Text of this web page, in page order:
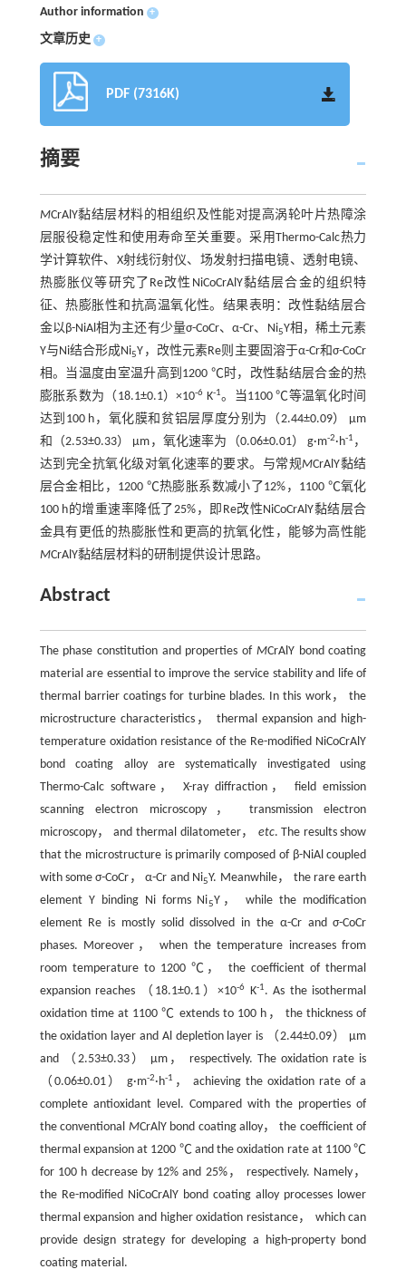
Author information +
文章历史 +
PDF (7316K)
摘要
MCrAlY黏结层材料的相组织及性能对提高涡轮叶片热障涂
层服役稳定性和使用寿命至关重要。采用Thermo-Calc热力
学计算软件、X射线衍射仪、场发射扫描电镜、透射电镜、
热膨胀仪等研究了Re改性NiCoCrAlY黏结层合金的组织特
征、热膨胀性和抗高温氧化性。结果表明：改性黏结层合
金以β-NiAl相为主还有少量σ-CoCr、α-Cr、Ni5Y相，稀土元素
Y与Ni结合形成Ni5Y，改性元素Re则主要固溶于α-Cr和σ-CoCr
相。当温度由室温升高到1200 ℃时，改性黏结层合金的热
膨胀系数为（18.1±0.1）×10-6 K-1。当1100 ℃等温氧化时间
达到100 h，氧化膜和贫铝层厚度分别为（2.44±0.09） μm
和（2.53±0.33） μm，氧化速率为（0.06±0.01） g·m-2·h-1 ，
达到完全抗氧化级对氧化速率的要求。与常规MCrAlY黏结
层合金相比，1200 ℃热膨胀系数减小了12%，1100 ℃氧化
100 h的增重速率降低了25%，即Re改性NiCoCrAlY黏结层合
金具有更低的热膨胀性和更高的抗氧化性，能够为高性能
MCrAlY黏结层材料的研制提供设计思路。
Abstract
The phase constitution and properties of MCrAlY bond coating
material are essential to improve the service stability and life of
thermal barrier coatings for turbine blades. In this work， the
microstructure characteristics， thermal expansion and high-
temperature oxidation resistance of the Re-modified NiCoCrAlY
bond coating alloy are systematically investigated using
Thermo-Calc software， X-ray diffraction， field emission
scanning electron microscopy， transmission electron
microscopy， and thermal dilatometer， etc. The results show
that the microstructure is primarily composed of β-NiAl coupled
with some σ-CoCr， α-Cr and Ni5Y. Meanwhile， the rare earth
element Y binding Ni forms Ni5Y， while the modification
element Re is mostly solid dissolved in the α-Cr and σ-CoCr
phases. Moreover， when the temperature increases from
room temperature to 1200 ℃， the coefficient of thermal
expansion reaches （18.1±0.1）×10-6 K-1. As the isothermal
oxidation time at 1100 ℃ extends to 100 h， the thickness of
the oxidation layer and Al depletion layer is （2.44±0.09） μm
and （2.53±0.33） μm， respectively. The oxidation rate is
（0.06±0.01） g·m-2·h-1 ， achieving the oxidation rate of a
complete antioxidant level. Compared with the properties of
the conventional MCrAlY bond coating alloy， the coefficient of
thermal expansion at 1200 ℃ and the oxidation rate at 1100 ℃
for 100 h decrease by 12% and 25%， respectively. Namely，
the Re-modified NiCoCrAlY bond coating alloy processes lower
thermal expansion and higher oxidation resistance， which can
provide design strategy for developing a high-property bond
coating material.